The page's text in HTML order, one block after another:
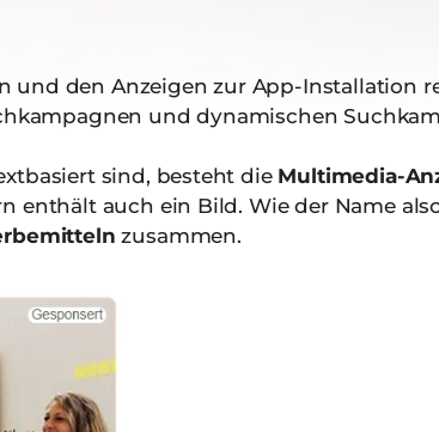
und den Anzeigen zur App-Installation
und dynamischen
sind, besteht die Multimedia-
enthält auch ein Bild. Wie der Name
zusammen.